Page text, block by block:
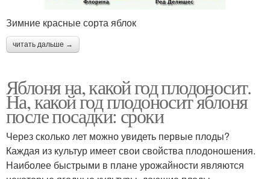
Зимние красные сорта яблок
читать дальше →
Яблоня на, какой год плодоносит.
На, какой год плодоносит яблоня
после посадки: сроки
Через сколько лет можно увидеть первые плоды?
Каждая из культур имеет свои свойства плодоношения.
Наиболее быстрыми в плане урожайности являются